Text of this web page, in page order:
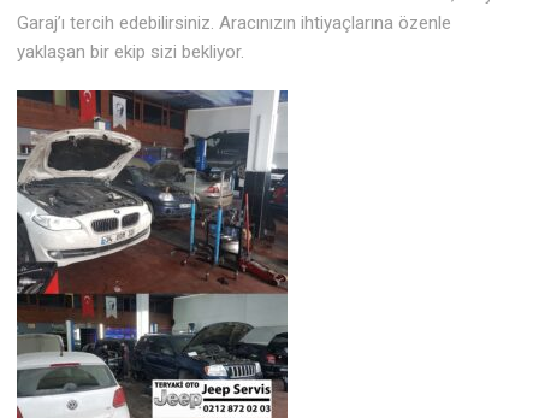
Garaj’ı tercih edebilirsiniz. Aracınızın ihtiyaçlarına özenle
yaklaşan bir ekip sizi bekliyor.